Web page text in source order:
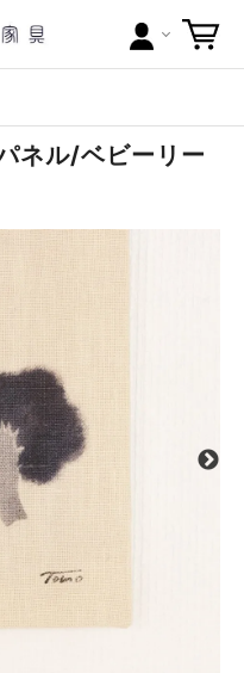
ネル/ベビーリー